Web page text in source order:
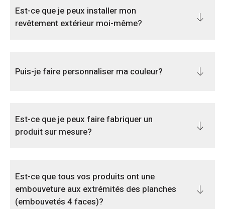
Est-ce que je peux installer mon
revêtement extérieur moi-même?
Puis-je faire personnaliser ma couleur?
Est-ce que je peux faire fabriquer un
produit sur mesure?
Est-ce que tous vos produits ont une
embouveture aux extrémités des planches
(embouvetés 4 faces)?